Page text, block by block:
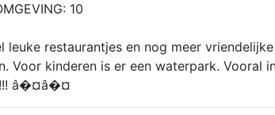
10
leuke restaurantjes en nog meer vriendelijke
Voor kinderen is er een waterpark. Vooral
â�¤â�¤